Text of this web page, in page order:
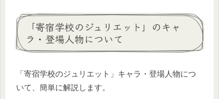
「寄宿学校のジュリエット」のキャ
ラ・登場人物について
「寄宿学校のジュリエット」キャラ・登場人物につ
いて、簡単に解説します。